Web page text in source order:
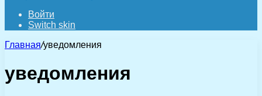
Войти
Switch skin
Главная/уведомления
уведомления